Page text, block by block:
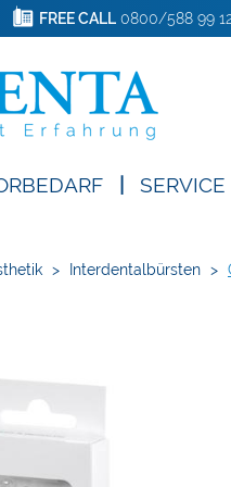
FREE CALL0800/588 99
SERVICE
> Interdentalbürsten >